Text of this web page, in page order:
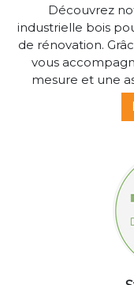
Découvrez
industrielle bois
de rénovation.
vous
mesure et une